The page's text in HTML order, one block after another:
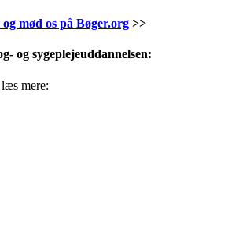
mød os på Bøger.org>>
og sygeplejeuddannelsen:
mere: